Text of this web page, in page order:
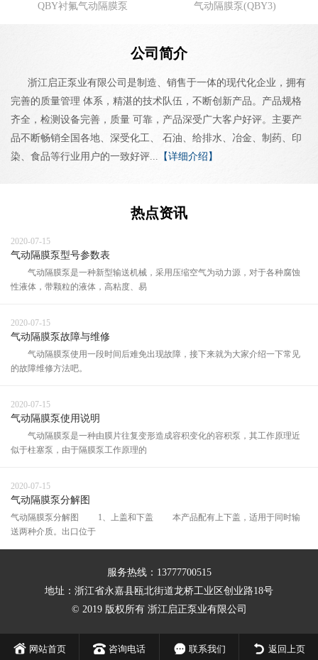
QBY衬氟气动隔膜泵 气动隔膜泵(QBY3)
公司简介
浙江启正泵业有限公司是制造、销售于一体的现代化企业，拥有
完善的质量管理 体系，精湛的技术队伍，不断创新产品。产品规格
齐全，检测设备完善，质量 可靠，产品深受广大客户好评。主要产
品不断畅销全国各地、深受化工、 石油、给排水、冶金、制药、印
染、食品等行业用户的一致好评... 【详细介绍】
热点资讯
2020-07-15
气动隔膜泵型号参数表
气动隔膜泵是一种新型输送机械，采用压缩空气为动力源，对于各种腐蚀
性液体，带颗粒的液体，高粘度、易
2020-07-15
气动隔膜泵故障与维修
气动隔膜泵使用一段时间后难免出现故障，接下来就为大家介绍一下常见
的故障维修方法吧。
2020-07-15
气动隔膜泵使用说明
气动隔膜泵是一种由膜片往复变形造成容积变化的容积泵，其工作原理近
似于柱塞泵，由于隔膜泵工作原理的
2020-07-15
气动隔膜泵分解图
气动隔膜泵分解图 1、上盖和下盖 本产品配有上下盖，适用于同时输
送两种介质。出口位于
服务热线：13777700515
地址：浙江省永嘉县瓯北街道龙桥工业区创业路18号
© 2019 版权所有 浙江启正泵业有限公司
网站首页 咨询电话 联系我们 返回上页